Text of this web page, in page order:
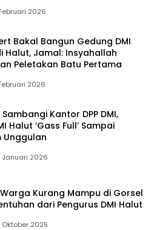
Februari 2026
Bakal Bangun Gedung DMI
Halut, Jamal: Insyahallah
Peletakan Batu Pertama
2026
Kantor DPP DMI,
Halut ‘Gass Full’ Sampai
Unggulan
Januari 2026
Kurang Mampu di Gorsel
dari Pengurus DMI Halut
Oktober 2025